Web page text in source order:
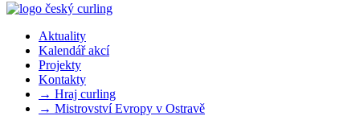
Aktuality
Kalendář akcí
Projekty
Kontakty
→ Hraj curling
→ Mistrovství Evropy v Ostravě